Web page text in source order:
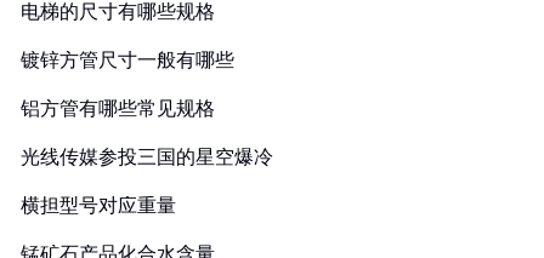
电梯的尺寸有哪些规格
镀锌方管尺寸一般有哪些
铝方管有哪些常见规格
光线传媒参投三国的星空爆冷
横担型号对应重量
锰矿石产品化合水含量